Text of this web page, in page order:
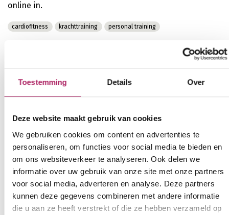
Toestemming Details Over
Deze website maakt gebruik van cookies
We gebruiken cookies om content en advertenties te
personaliseren, om functies voor social media te bieden en
om ons websiteverkeer te analyseren. Ook delen we
informatie over uw gebruik van onze site met onze partners
voor social media, adverteren en analyse. Deze partners
kunnen deze gegevens combineren met andere informatie
die u aan ze heeft verstrekt of die ze hebben verzameld op
online in.
cardiofitness krachttraining personal training
Helmetsesteenweg 225
1030 Schaarbeek
service.clientele@basic-fit.be
www.basic-fit.com/fr-be/clubs/basic-fit-
schaerbeek-chaussee-de-helmet-24-7-
3c6117953aa24496899c409f736ba66d.html